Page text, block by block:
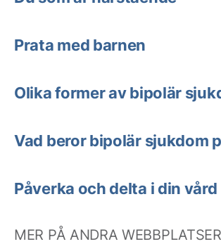
Prata med barnen
Olika former av bipolär
Vad beror bipolär sjukdom
Påverka och delta i din vård
MER PÅ ANDRA WEBBPLATSER